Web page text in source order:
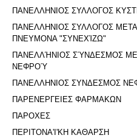
ΠΑΝΕΛΛΗΝΙΟΣ ΣΥΛΛΟΓΟΣ
ΠΑΝΕΛΛΗΝΙΟΣ ΣΥΛΛΟΓΟΣ
ΠΝΕΥΜΟΝΑ "ΣΥΝΕΧΊΖΩ"
ΠΑΝΕΛΛΉΝΙΟΣ ΣΎΝΔΕΣΜΟΣ
ΝΕΦΡΟΎ
ΠΑΝΕΛΛΗΝΙΟΣ ΣΥΝΔΕΣΜΟΣ
ΠΑΡΕΝΕΡΓΕΙΕΣ ΦΑΡΜΑΚΩΝ
ΠΑΡΟΧΕΣ
ΠΕΡΙΤΟΝΑ'I'ΚΗ ΚΑΘΑΡΣΗ